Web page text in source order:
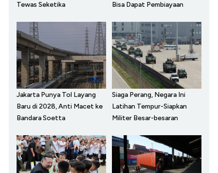
Tewas Seketika
Bisa Dapat Pembiayaan
Jakarta Punya Tol Layang
Baru di 2028, Anti Macet ke
Bandara Soetta
Siaga Perang, Negara Ini
Latihan Tempur-Siapkan
Militer Besar-besaran